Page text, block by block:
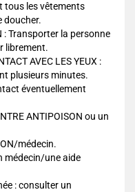
tous les vêtements
doucher.
: Transporter la personne
librement.
AVEC LES YEUX :
plusieurs minutes.
éventuellement
ANTIPOISON ou un
médecin.
médecin/une aide
: consulter un